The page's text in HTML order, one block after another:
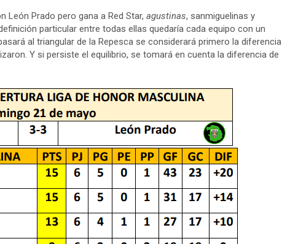
León Prado pero gana a Red Star, agustinas, sanmiguelinas y
particular entre todas ellas quedaría cada equipo con un
al triangular de la Repesca se considerará primero la diferencia
Y si persiste el equilibrio, se tomará en cuenta la diferencia de